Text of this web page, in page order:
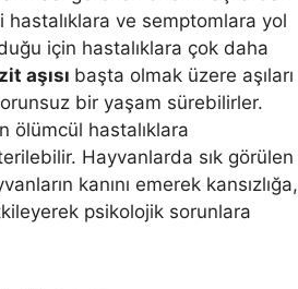
ve semptomlara yol
için hastalıklara çok daha
aşısı başta olmak üzere aşıları
bir yaşam sürebilirler.
ölümcül hastalıklara
Hayvanlarda sık görülen
kanını emerek kansızlığa,
psikolojik sorunlara